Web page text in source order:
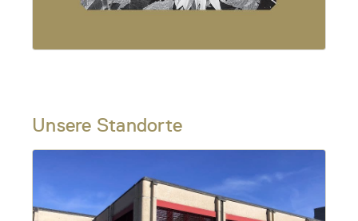
Unsere Standorte